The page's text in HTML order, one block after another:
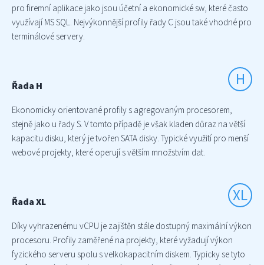
pro firemní aplikace jako jsou účetní a ekonomické sw, které často
využívají MS SQL. Nejvýkonnější profily řady C jsou také vhodné pro
terminálové servery.
H
Řada H
Ekonomicky orientované profily s agregovaným procesorem,
stejně jako u řady S. V tomto případě je však kladen důraz na větší
kapacitu disku, který je tvořen SATA disky. Typické využití pro menší
webové projekty, které operují s větším množstvím dat.
XL
Řada XL
Díky vyhrazenému vCPU je zajištěn stále dostupný maximální výkon
procesoru. Profily zaměřené na projekty, které vyžadují výkon
fyzického serveru spolu s velkokapacitním diskem. Typicky se tyto